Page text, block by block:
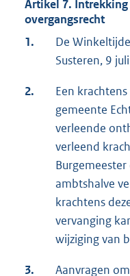
Artikel 7.
overgangsrecht
1.
De
Susteren, 9
2.
Een
gemeente
verleende
verleend
ambtshalve
krachtens
vervanging
wijziging van
3.
Aanvragen